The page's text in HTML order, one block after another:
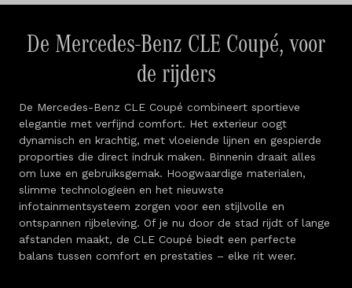
De Mercedes-Benz CLE Coupé, voor
de rijders
De Mercedes-Benz CLE Coupé combineert sportieve
elegantie met verfijnd comfort. Het exterieur oogt
dynamisch en krachtig, met vloeiende lijnen en gespierde
proporties die direct indruk maken. Binnenin draait alles
om luxe en gebruiksgemak. Hoogwaardige materialen,
slimme technologieën en het nieuwste
infotainmentsysteem zorgen voor een stijlvolle en
ontspannen rijbeleving. Of je nu door de stad rijdt of lange
afstanden maakt, de CLE Coupé biedt een perfecte
balans tussen comfort en prestaties – elke rit weer.